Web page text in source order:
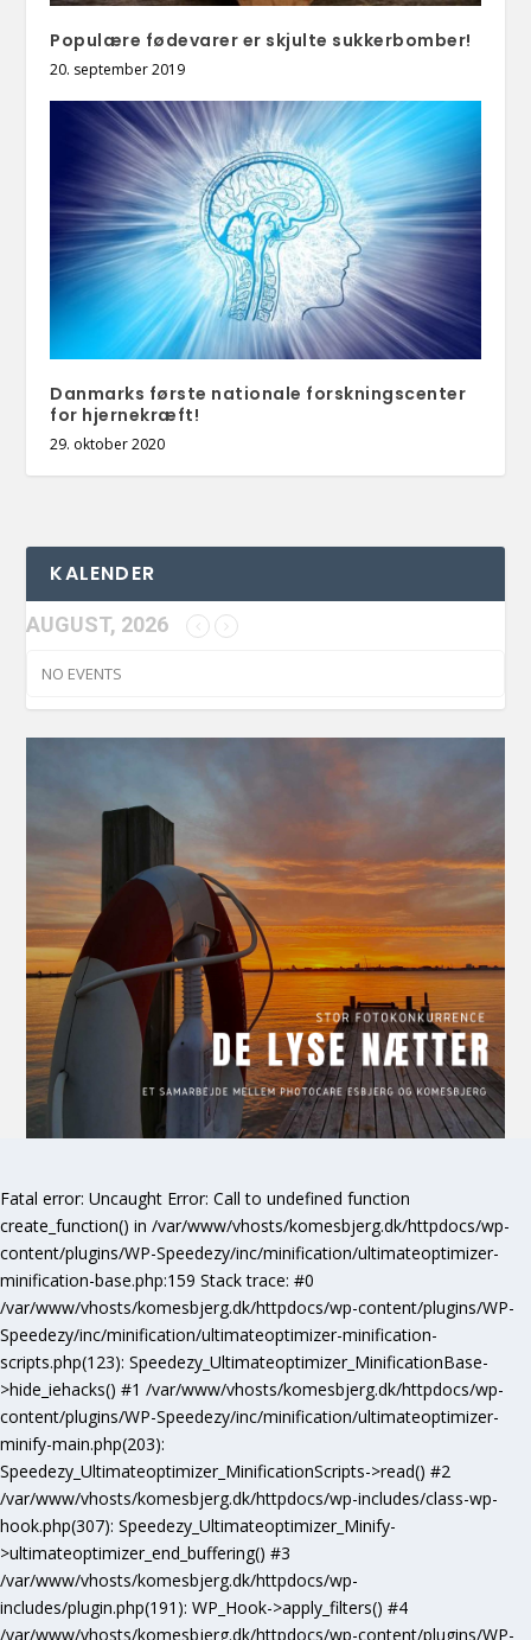
Populære fødevarer er skjulte sukkerbomber!
20. september 2019
Danmarks første nationale forskningscenter
for hjernekræft!
29. oktober 2020
KALENDER
AUGUST, 2026
NO EVENTS
Fatal error: Uncaught Error: Call to undefined function
create_function() in /var/www/vhosts/komesbjerg.dk/httpdocs/wp-
content/plugins/WP-Speedezy/inc/minification/ultimateoptimizer-
minification-base.php:159 Stack trace: #0
/var/www/vhosts/komesbjerg.dk/httpdocs/wp-content/plugins/WP-
Speedezy/inc/minification/ultimateoptimizer-minification-
scripts.php(123): Speedezy_Ultimateoptimizer_MinificationBase-
>hide_iehacks() #1 /var/www/vhosts/komesbjerg.dk/httpdocs/wp-
content/plugins/WP-Speedezy/inc/minification/ultimateoptimizer-
minify-main.php(203):
Speedezy_Ultimateoptimizer_MinificationScripts->read() #2
/var/www/vhosts/komesbjerg.dk/httpdocs/wp-includes/class-wp-
hook.php(307): Speedezy_Ultimateoptimizer_Minify-
>ultimateoptimizer_end_buffering() #3
/var/www/vhosts/komesbjerg.dk/httpdocs/wp-
includes/plugin.php(191): WP_Hook->apply_filters() #4
/var/www/vhosts/komesbjerg.dk/httpdocs/wp-content/plugins/WP-